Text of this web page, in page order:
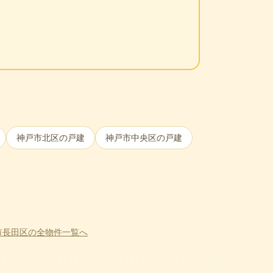
神戸市北区の戸建 神戸市中央区の戸建
田区の全物件一覧へ